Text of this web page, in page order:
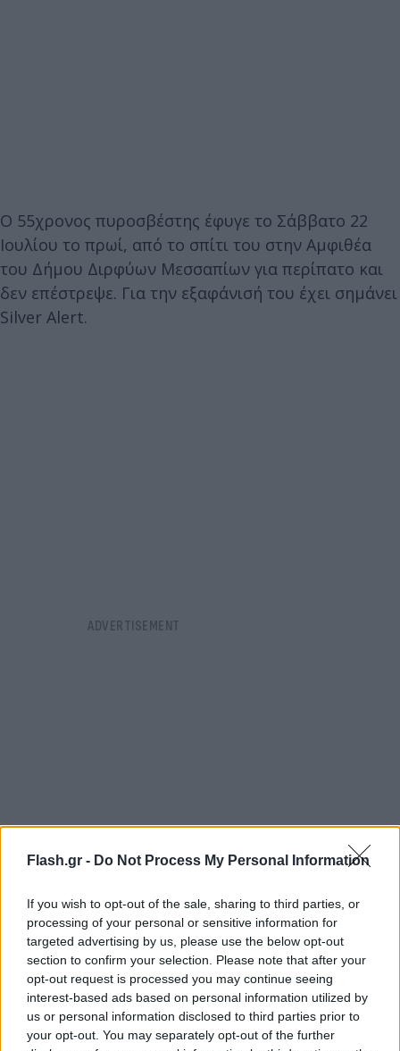
Flash.gr - Do Not Process My Personal Information
If you wish to opt-out of the sale, sharing to third parties, or
processing of your personal or sensitive information for
targeted advertising by us, please use the below opt-out
section to confirm your selection. Please note that after your
opt-out request is processed you may continue seeing
interest-based ads based on personal information utilized by
us or personal information disclosed to third parties prior to
your opt-out. You may separately opt-out of the further
Ο 55χρονος πυροσβέστης έφυγε το Σάββατο 22
Ιουλίου το πρωί, από το σπίτι του στην Αμφιθέα
του Δήμου Διρφύων Μεσσαπίων για περίπατο και
δεν επέστρεψε. Για την εξαφάνισή του έχει σημάνει
Silver Alert.
Τον άτυχο άνδρα, σύμφωνα με μαρτυρίες, «τον
κατασπάραξαν τα αγριογούρουνα» στην δασώδη
περιοχή Λευκάδα Αμφιθέας. Τον εντόπισε
ρητινοκαλλιεργητής στις 07:38 το πρωί, όπως
μετέδωσε το Evima.gr.